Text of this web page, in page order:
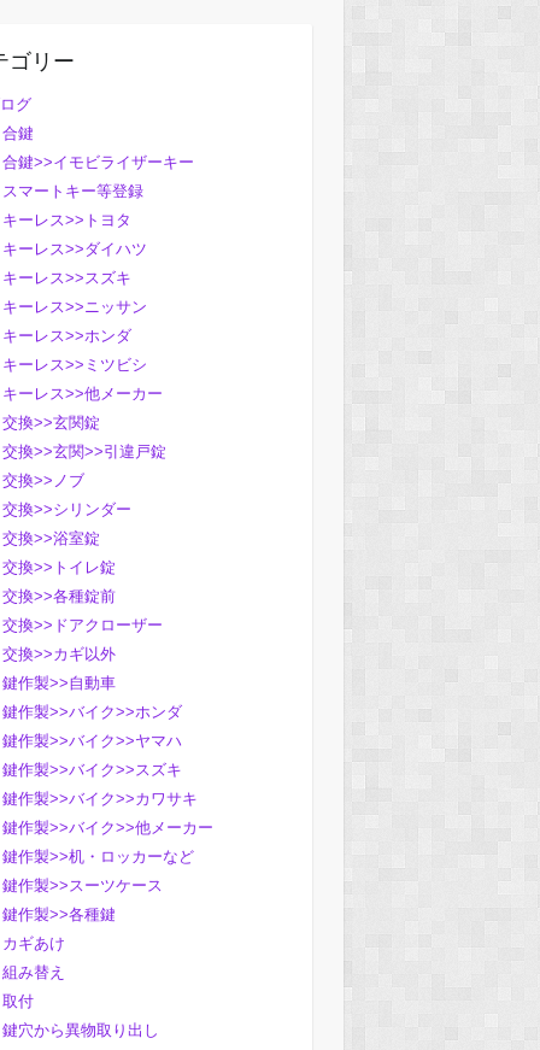
ゴリー
グ
合鍵
合鍵>>イモビライザーキー
スマートキー等登録
キーレス>>トヨタ
キーレス>>ダイハツ
キーレス>>スズキ
キーレス>>ニッサン
キーレス>>ホンダ
キーレス>>ミツビシ
キーレス>>他メーカー
交換>>玄関錠
交換>>玄関>>引違戸錠
交換>>ノブ
交換>>シリンダー
交換>>浴室錠
交換>>トイレ錠
交換>>各種錠前
交換>>ドアクローザー
交換>>カギ以外
鍵作製>>自動車
鍵作製>>バイク>>ホンダ
鍵作製>>バイク>>ヤマハ
鍵作製>>バイク>>スズキ
鍵作製>>バイク>>カワサキ
鍵作製>>バイク>>他メーカー
鍵作製>>机・ロッカーなど
鍵作製>>スーツケース
鍵作製>>各種鍵
カギあけ
組み替え
取付
鍵穴から異物取り出し